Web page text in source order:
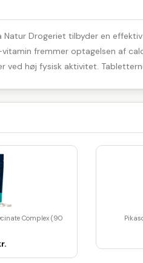
Natur Drogeriet tilbyder en
fremmer optagelsen af
ved høj fysisk aktivitet.
Complex (90